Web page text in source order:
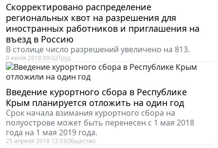
Скорректировано распределение
региональных квот на разрешения для
иностранных работников и приглашения на
въезд в Россию
В столице число разрешений увеличено на 813.
9 июля 2018 09:32Труд
Введение курортного сбора в Республике
Крым планируется отложить на один год
Срок начала взимания курортного сбора на
полуострове может быть перенесен с 1 мая 2018
года на 1 мая 2019 года.
25 апреля 2018 13:33Общество